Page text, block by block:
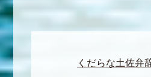
くだらな土佐弁